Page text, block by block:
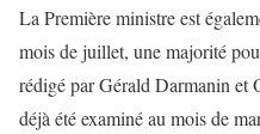
La Première ministre est
mois de juillet, une majorité
rédigé par Gérald Darmanin
déjà été examiné au mois de